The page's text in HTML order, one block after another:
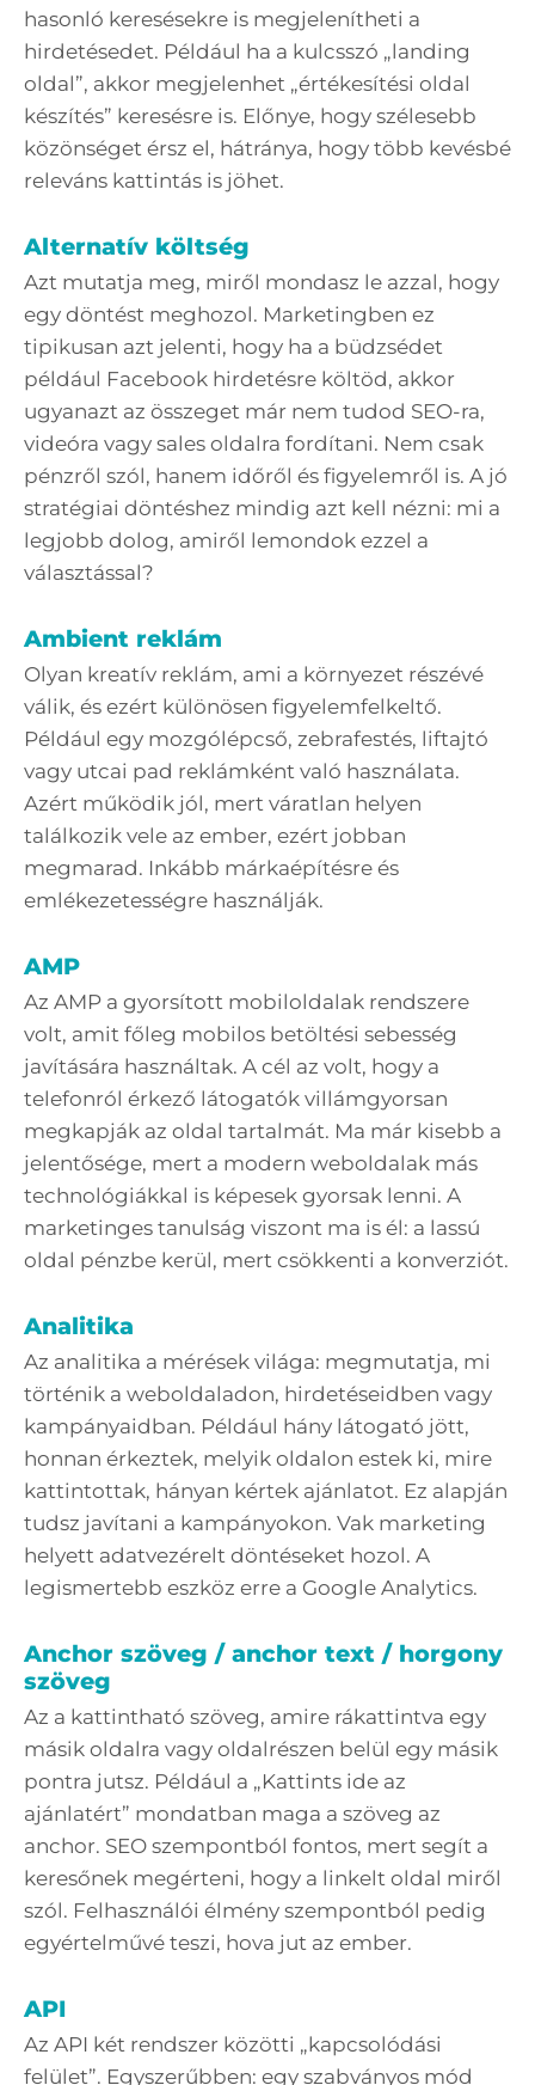
hasonló keresésekre is megjelenítheti a
hirdetésedet. Például ha a kulcsszó „landing
oldal”, akkor megjelenhet „értékesítési oldal
készítés” keresésre is. Előnye, hogy szélesebb
közönséget érsz el, hátránya, hogy több kevésbé
releváns kattintás is jöhet.
Alternatív költség
Azt mutatja meg, miről mondasz le azzal, hogy
egy döntést meghozol. Marketingben ez
tipikusan azt jelenti, hogy ha a büdzsédet
például Facebook hirdetésre költöd, akkor
ugyanazt az összeget már nem tudod SEO-ra,
videóra vagy sales oldalra fordítani. Nem csak
pénzről szól, hanem időről és figyelemről is. A jó
stratégiai döntéshez mindig azt kell nézni: mi a
legjobb dolog, amiről lemondok ezzel a
választással?
Ambient reklám
Olyan kreatív reklám, ami a környezet részévé
válik, és ezért különösen figyelemfelkeltő.
Például egy mozgólépcső, zebrafestés, liftajtó
vagy utcai pad reklámként való használata.
Azért működik jól, mert váratlan helyen
találkozik vele az ember, ezért jobban
megmarad. Inkább márkaépítésre és
emlékezetességre használják.
AMP
Az AMP a gyorsított mobiloldalak rendszere
volt, amit főleg mobilos betöltési sebesség
javítására használtak. A cél az volt, hogy a
telefonról érkező látogatók villámgyorsan
megkapják az oldal tartalmát. Ma már kisebb a
jelentősége, mert a modern weboldalak más
technológiákkal is képesek gyorsak lenni. A
marketinges tanulság viszont ma is él: a lassú
oldal pénzbe kerül, mert csökkenti a konverziót.
Analitika
Az analitika a mérések világa: megmutatja, mi
történik a weboldaladon, hirdetéseidben vagy
kampányaidban. Például hány látogató jött,
honnan érkeztek, melyik oldalon estek ki, mire
kattintottak, hányan kértek ajánlatot. Ez alapján
tudsz javítani a kampányokon. Vak marketing
helyett adatvezérelt döntéseket hozol. A
legismertebb eszköz erre a Google Analytics.
Anchor szöveg / anchor text / horgony
szöveg
Az a kattintható szöveg, amire rákattintva egy
másik oldalra vagy oldalrészen belül egy másik
pontra jutsz. Például a „Kattints ide az
ajánlatért” mondatban maga a szöveg az
anchor. SEO szempontból fontos, mert segít a
keresőnek megérteni, hogy a linkelt oldal miről
szól. Felhasználói élmény szempontból pedig
egyértelművé teszi, hova jut az ember.
API
Az API két rendszer közötti „kapcsolódási
felület”. Egyszerűbben: egy szabványos mód